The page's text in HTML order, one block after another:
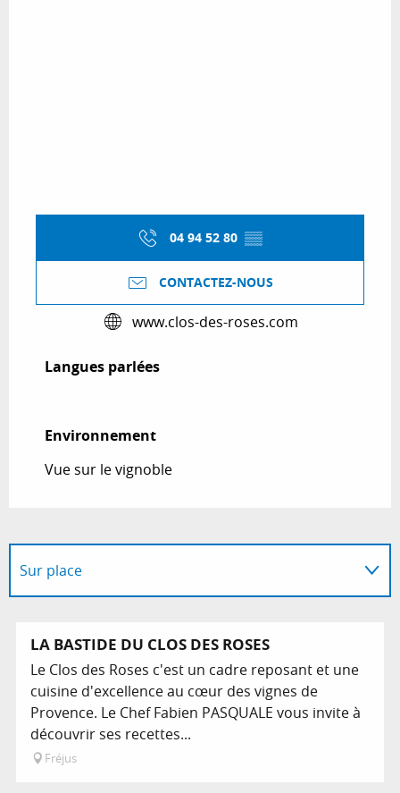
04 94 52 80 ▒▒
CONTACTEZ-NOUS
www.clos-des-roses.com
Langues parlées
Langues parlées
Environnement
Environnement
Vue sur le vignoble
Sur place
LA BASTIDE DU CLOS DES ROSES
Le Clos des Roses c'est un cadre reposant et une
cuisine d'excellence au cœur des vignes de
Provence. Le Chef Fabien PASQUALE vous invite à
découvrir ses recettes...
Fréjus